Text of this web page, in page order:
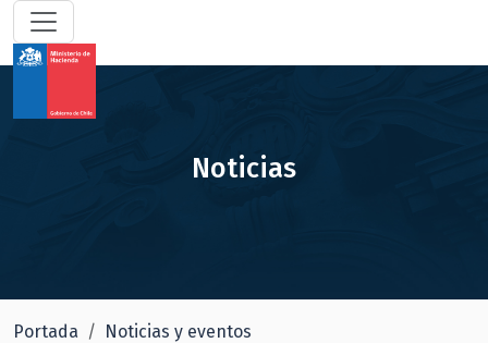
Noticias
Portada Noticias y eventos